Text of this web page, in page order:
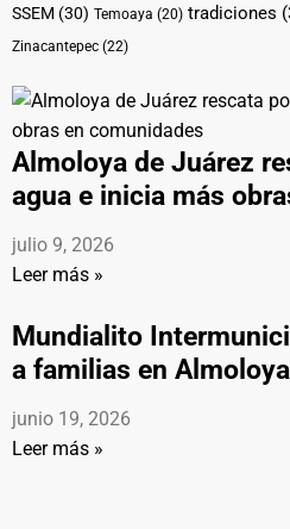
SSEM (30) Temoaya (20) tradiciones
Zinacantepec (22)
Almoloya de Juárez
agua e inicia más
julio 9, 2026
Leer más »
Mundialito
a familias en Almoloya
junio 19, 2026
Leer más »